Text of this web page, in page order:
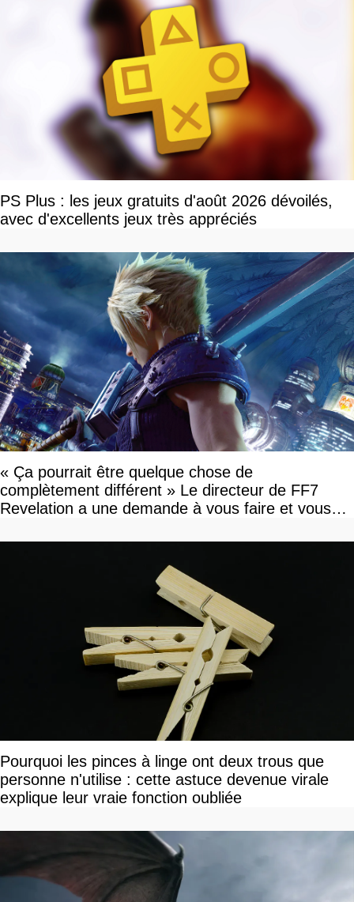
PS Plus : les jeux gratuits d'août 2026 dévoilés,
avec d'excellents jeux très appréciés
« Ça pourrait être quelque chose de
complètement différent » Le directeur de FF7
Revelation a une demande à vous faire et vous
Pourquoi les pinces à linge ont deux trous que
personne n'utilise : cette astuce devenue virale
explique leur vraie fonction oubliée